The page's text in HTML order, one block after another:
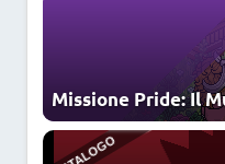
Missione Pride: Il